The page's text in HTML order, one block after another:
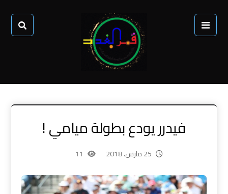
فيدرر يودع بطولة ميامي !
25 مارس، 2018 11